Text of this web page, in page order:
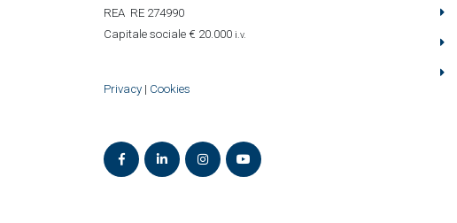
REA RE 274990
Capitale sociale € 20.000 i.v.
Privacy | Cookies